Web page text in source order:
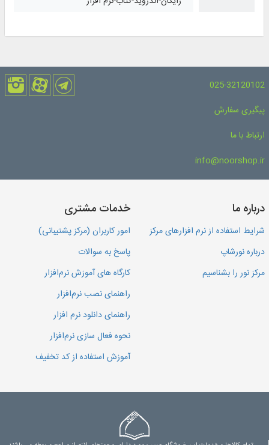
025-32120102
پیگیری سفارش
ارتباط با ما
info@noorshop.ir
درباره ما
شرایط استفاده از نرم افزارهای مرکز
درباره نورشاپ
مرکز نور را بشناسیم
خدمات مشتری
امور کاربران (مرکز پشتیبانی)
پاسخ به سوالات
کارگاه های آموزش نرم‌افزار
راهنمای نصب نرم‌افزار
راهنمای دانلود نرم افزار
نحوه فعال سازی نرم‌افزار
آموزش استفاده از کد تخفیف